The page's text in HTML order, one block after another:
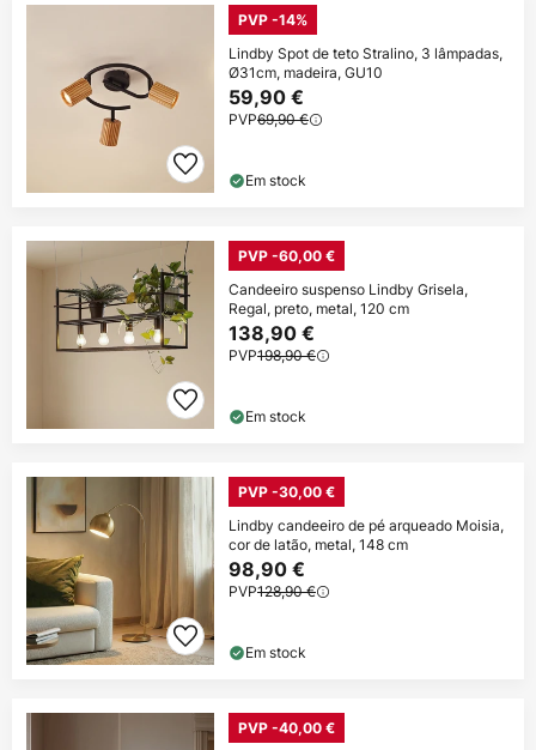
PVP -14%
Lindby Spot de teto Stralino, 3 lâmpadas,
Ø31cm, madeira, GU10
59,90 €
PVP69,90 €
Em stock
PVP -60,00 €
Candeeiro suspenso Lindby Grisela,
Regal, preto, metal, 120 cm
138,90 €
PVP198,90 €
Em stock
PVP -30,00 €
Lindby candeeiro de pé arqueado Moisia,
cor de latão, metal, 148 cm
98,90 €
PVP128,90 €
Em stock
PVP -40,00 €